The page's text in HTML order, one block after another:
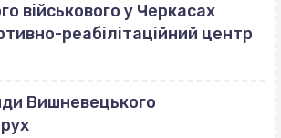
військового у Черкасах
реабілітаційний центр
Вишневецького